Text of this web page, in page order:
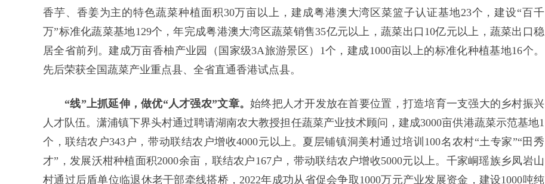
香芋、香姜为主的特色蔬菜种植面积30万亩以上，建成粤港澳大湾区菜篮子认证基地23个，建设“百千
万”标准化蔬菜基地129个，年完成粤港澳大湾区蔬菜销售35亿元以上，蔬菜出口10亿元以上，蔬菜出口稳
居全省前列。建成万亩香柚产业园（国家级3A旅游景区）1个，建成1000亩以上的标准化种植基地16个。
先后荣获全国蔬菜产业重点县、全省直通香港试点县。
“线”上抓延伸，做优“人才强农”文章。始终把人才开发放在首要位置，打造培育一支强大的乡村振兴
人才队伍。潇浦镇下界头村通过聘请湖南农大教授担任蔬菜产业技术顾问，建成3000亩供港蔬菜示范基地1
个，联结农户343户，带动联结农户增收4000元以上。夏层铺镇洞美村通过培训100名农村“土专家”“田秀
才”，发展沃柑种植面积2000余亩，联结农户167户，带动联结农户增收5000元以上。千家峒瑶族乡凤岩山
村通过后盾单位临退休老干部牵线搭桥，2022年成功从省促会争取1000万元产业发展资金，建设1000吨纯